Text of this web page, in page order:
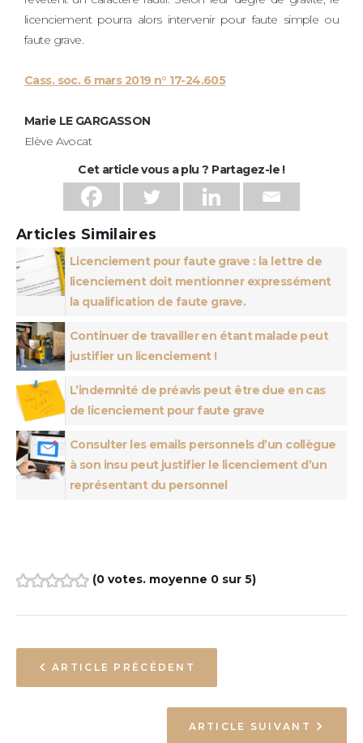
licenciement pourra alors intervenir pour faute simple ou
faute grave.
Cass. soc. 6 mars 2019 n° 17-24.605
Marie LE GARGASSON
Elève Avocat
Cet article vous a plu ? Partagez-le !
Articles Similaires
Licenciement pour faute grave : la lettre de
licenciement doit mentionner expressément
la qualification de faute grave.
Continuer de travailler en étant malade peut
justifier un licenciement !
L’indemnité de préavis peut être due en cas
de licenciement pour faute grave
Consulter les emails personnels d’un collègue
à son insu peut justifier le licenciement d’un
représentant du personnel
(0 votes. moyenne 0sur 5)
ARTICLE PRÉCÉDENT
ARTICLE SUIVANT